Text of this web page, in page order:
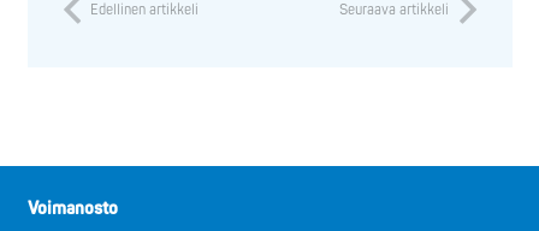
Edellinen artikkeli Seuraava artikkeli
Voimanosto